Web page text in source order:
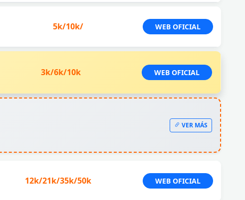
5k/10k/ WEB OFICIAL
3k/6k/10k WEB OFICIAL
VER MÁS
12k/21k/35k/50k WEB OFICIAL